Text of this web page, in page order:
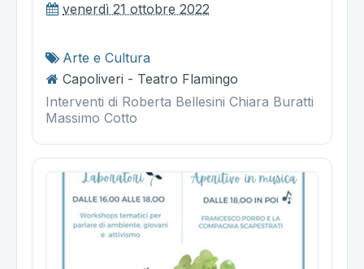
venerdì 21 ottobre 2022
Arte e Cultura
Capoliveri - Teatro Flamingo
Interventi di Roberta Bellesini Chiara Buratti
Massimo Cotto